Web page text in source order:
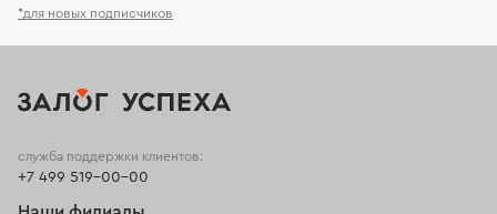
*для новых подписчиков
служба поддержки клиентов:
+7 499 519-00-00